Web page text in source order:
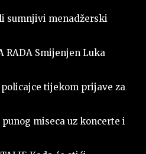
li sumnjivi menadžerski
RADA Smijenjen Luka
policajce tijekom prijave za
punog miseca uz koncerte i